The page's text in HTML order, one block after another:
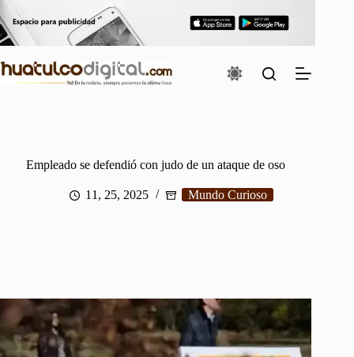
al
contenido
Empleado se defendió con judo de un ataque de oso
11, 25, 2025 Mundo Curioso